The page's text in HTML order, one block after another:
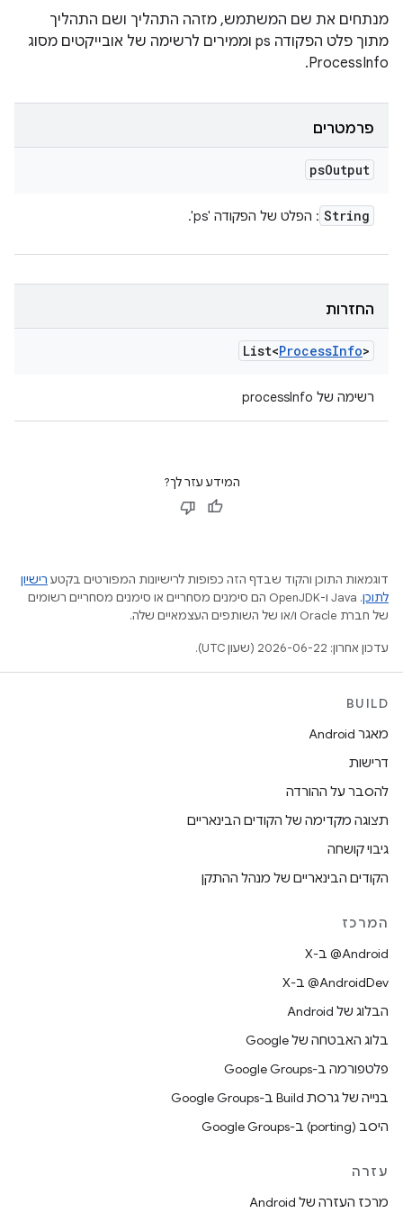
מנתחים את שם המשתמש, מזהה התהליך ושם התהליך
מתוך פלט הפקודה ps וממירים לרשימה של אובייקטים מסוג
ProcessInfo.
פרמטרים
psOutput
String : הפלט של הפקודה 'ps'.
החזרות
List<ProcessInfo>
רשימה של processInfo
המידע עזר לך?
דוגמאות התוכן והקוד שבדף הזה כפופות לרישיונות המפורטים בקטע רישיון
לתוכן
.‏ Java ו-OpenJDK הם סימנים מסחריים או סימנים מסחריים רשומים
של חברת Oracle ו/או של השותפים העצמאיים שלה.
עדכון אחרון: 2026-06-22 (שעון UTC).
BUILD
מאגר Android
דרישות
להסבר על ההורדה
תצוגה מקדימה של הקודים הבינאריים
גיבוי קושחה
הקודים הבינאריים של מנהל ההתקן
המרכז
‫‎@Android ב-X
‫‎@AndroidDev ב-X
הבלוג של Android
בלוג האבטחה של Google
פלטפורמה ב-Google Groups
בנייה של גרסת Build ב-Google Groups
היסב (porting) ב-Google Groups
עזרה
מרכז העזרה של Android